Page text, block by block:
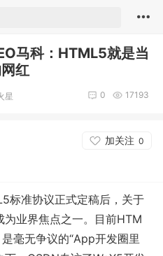
马科：HTML5就是当
红
星 17193
0
加关注 0
标准协议正式定稿后，关于
业界焦点之一。目前HTM
毫无争议的“App开发圈里